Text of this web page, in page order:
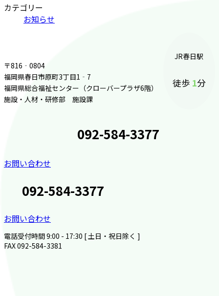
カテゴリー
お知らせ
〒816‐0804
福岡県春日市原町3丁目1‐7
福岡県総合福祉センター（クローバープラザ6階）
施設・人材・研修部 施設課
JR春日駅
徒歩 1分
092-584-3377
お問い合わせ
092-584-3377
お問い合わせ
電話受付時間 9:00 - 17:30 [ 土日・祝日除く ]
FAX 092-584-3381